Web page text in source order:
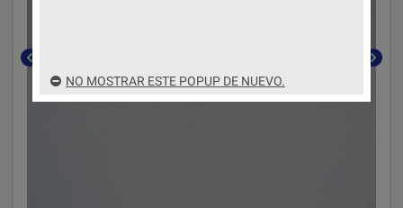
chevron_left chevron_right
NO MOSTRAR ESTE POPUP DE NUEVO.